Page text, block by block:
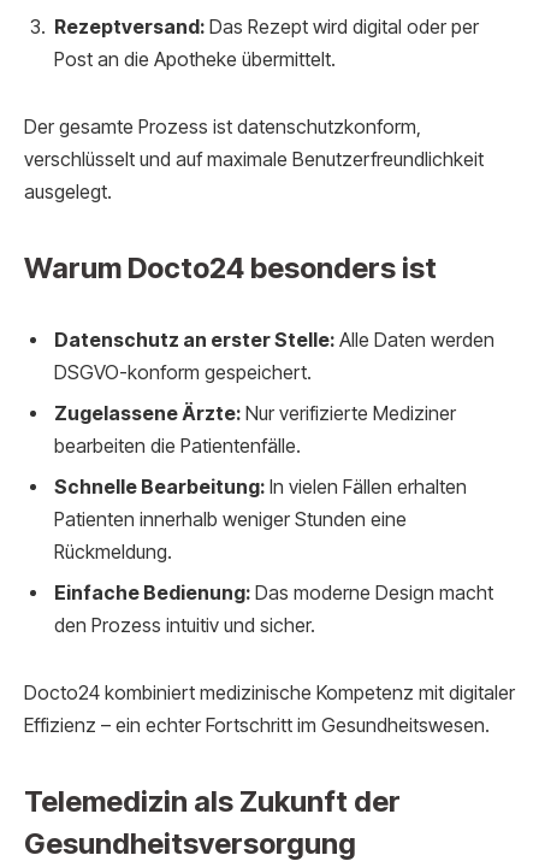
Rezeptversand: Das Rezept wird digital oder per
Post an die Apotheke übermittelt.
Der gesamte Prozess ist datenschutzkonform,
verschlüsselt und auf maximale Benutzerfreundlichkeit
ausgelegt.
Warum Docto24 besonders ist
Datenschutz an erster Stelle: Alle Daten werden
DSGVO-konform gespeichert.
Zugelassene Ärzte: Nur verifizierte Mediziner
bearbeiten die Patientenfälle.
Schnelle Bearbeitung: In vielen Fällen erhalten
Patienten innerhalb weniger Stunden eine
Rückmeldung.
Einfache Bedienung: Das moderne Design macht
den Prozess intuitiv und sicher.
Docto24 kombiniert medizinische Kompetenz mit digitaler
Effizienz – ein echter Fortschritt im Gesundheitswesen.
Telemedizin als Zukunft der
Gesundheitsversorgung